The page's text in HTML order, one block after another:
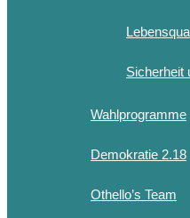
Sicherheit
Wahlprogramme
Demokratie 2.18
Othello’s Team